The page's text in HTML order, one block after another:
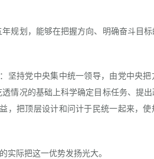
划，能够在把握方向、明确奋斗目
持党中央集中统一领导，由党中央把
情况的基础上科学确定目标任务、提
，把顶层设计和问计于民统一起来，
际把这一优势发扬光大。